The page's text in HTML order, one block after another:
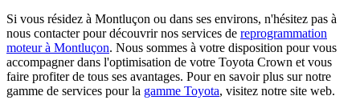
Si vous résidez à Montluçon ou dans ses environs, n'hésitez pas à
nous contacter pour découvrir nos services de reprogrammation
moteur à Montluçon. Nous sommes à votre disposition pour vous
accompagner dans l'optimisation de votre Toyota Crown et vous
faire profiter de tous ses avantages. Pour en savoir plus sur notre
gamme de services pour la gamme Toyota, visitez notre site web.